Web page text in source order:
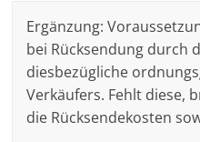
Ergänzung:
bei Rücksendung durch
diesbezügliche
Verkäufers. Fehlt diese,
die Rücksendekosten